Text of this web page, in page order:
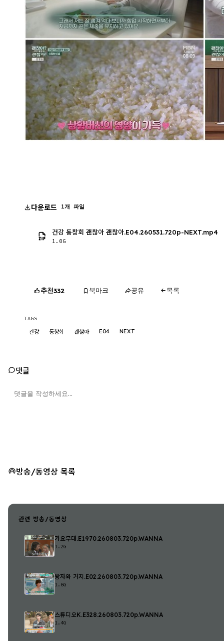
다운로드 1개 파일
건강 동창회 괜찮아 괜찮아.E04.260531.720p-NEXT.mp4
1.0G
추천332 북마크 공유 목록
TAGS
건강 동창회 괜찮아 E04 NEXT
댓글
방송/동영상 목록
관련 방송/동영상
가요무대.E1970.260803.720p.WANNA
1.2G
왕자와 거지.E02.260803.720p.WANNA
1.6G
스튜디오K.E328.260803.720p.WANNA
1.4G